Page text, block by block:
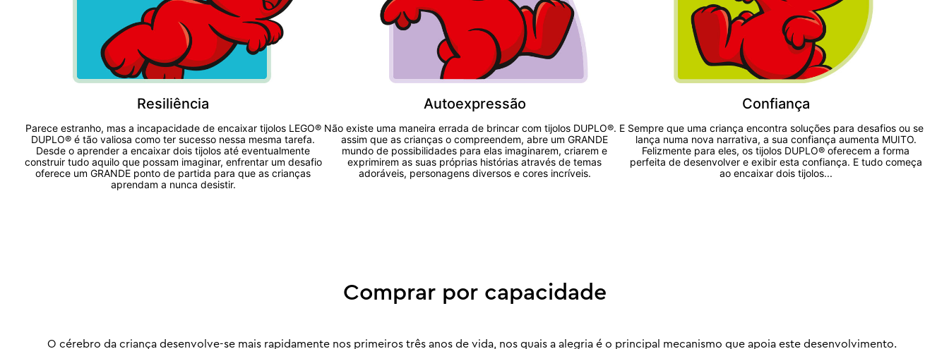
Resiliência
Parece estranho, mas a incapacidade de encaixar tijolos LEGO®
DUPLO® é tão valiosa como ter sucesso nessa mesma tarefa.
Desde o aprender a encaixar dois tijolos até eventualmente
construir tudo aquilo que possam imaginar, enfrentar um desafio
oferece um GRANDE ponto de partida para que as crianças
aprendam a nunca desistir.
Autoexpressão
Não existe uma maneira errada de brincar com tijolos DUPLO®. E
assim que as crianças o compreendem, abre um GRANDE
mundo de possibilidades para elas imaginarem, criarem e
exprimirem as suas próprias histórias através de temas
adoráveis, personagens diversos e cores incríveis.
Confiança
Sempre que uma criança encontra soluções para desafios ou se
lança numa nova narrativa, a sua confiança aumenta MUITO.
Felizmente para eles, os tijolos DUPLO® oferecem a forma
perfeita de desenvolver e exibir esta confiança. E tudo começa
ao encaixar dois tijolos...
Comprar por capacidade
O cérebro da criança desenvolve-se mais rapidamente nos primeiros três anos de vida, nos quais a alegria é o principal mecanismo que apoia este desenvolvimento.